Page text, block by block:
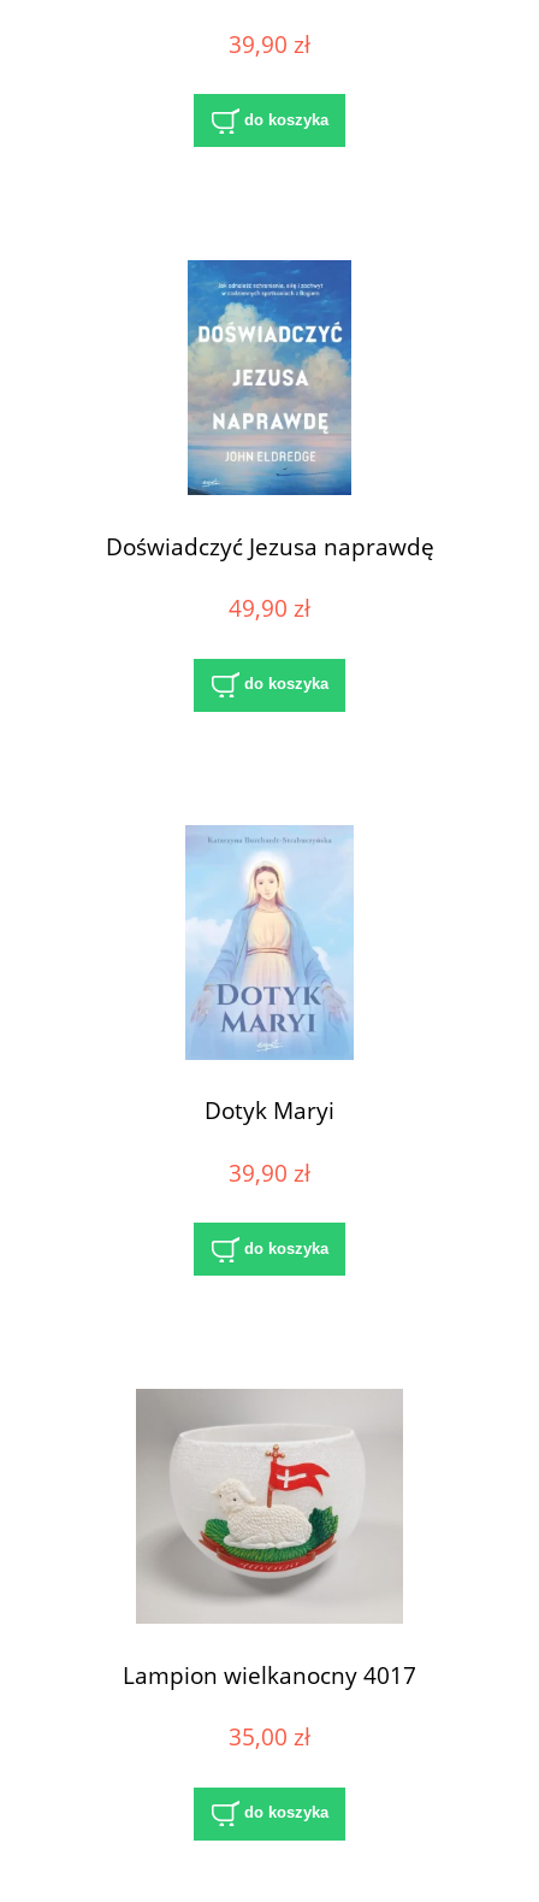
39,90 zł
do koszyka
Doświadczyć Jezusa naprawdę
49,90 zł
do koszyka
Dotyk Maryi
39,90 zł
do koszyka
Lampion wielkanocny 4017
35,00 zł
do koszyka